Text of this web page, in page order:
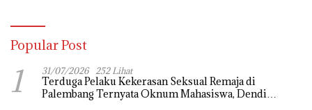
Popular Post
1 31/07/2026 252 Lihat
Terduga Pelaku Kekerasan Seksual Remaja di
Palembang Ternyata Oknum Mahasiswa, Dendi